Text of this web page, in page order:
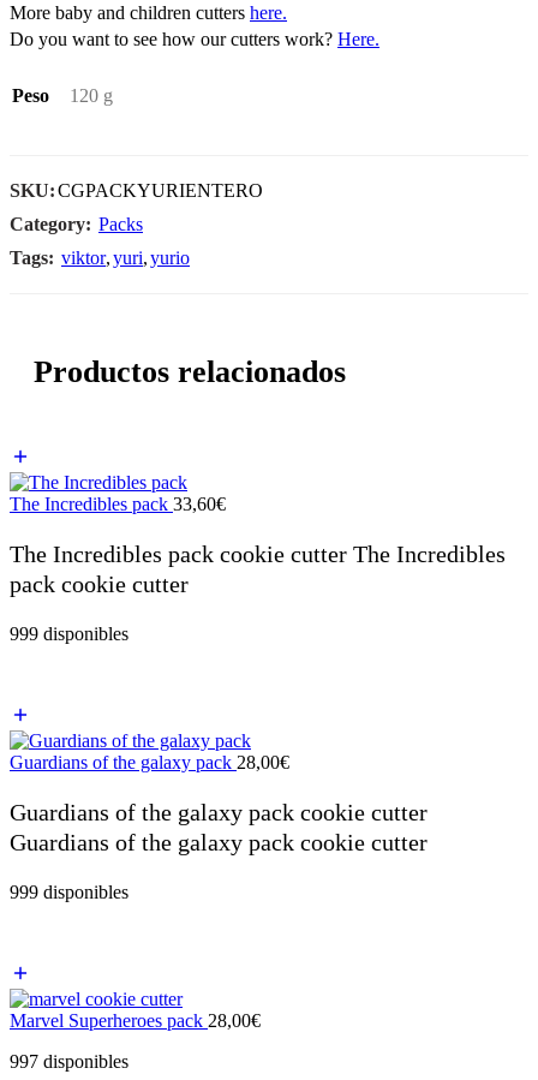
More baby and children cutters here.
Do you want to see how our cutters work? Here.
Peso 120 g
SKU:CGPACKYURIENTERO
Category: Packs
Tags: viktor,yuri,yurio
Productos relacionados
The Incredibles pack 33,60€
The Incredibles pack cookie cutter The Incredibles
pack cookie cutter
999 disponibles
Guardians of the galaxy pack 28,00€
Guardians of the galaxy pack cookie cutter
Guardians of the galaxy pack cookie cutter
999 disponibles
Marvel Superheroes pack 28,00€
997 disponibles